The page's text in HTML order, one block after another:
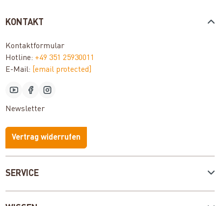
SERVICE
KONTAKT
Kontaktformular
Hotline: +49 351 25930011
E-Mail:
[email protected]
Newsletter
Vertrag widerrufen